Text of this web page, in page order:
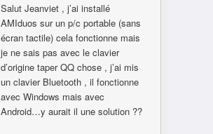
Salut Jeanviet , j’ai installé
AMIduos sur un p/c portable (sans
écran tactile) cela fonctionne mais
je ne sais pas avec le clavier
d’origine taper QQ chose , j’ai mis
un clavier Bluetooth , il fonctionne
avec Windows mais avec
Android…y aurait il une solution ??